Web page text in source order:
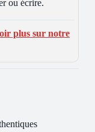
ou écrire.
plus sur notre